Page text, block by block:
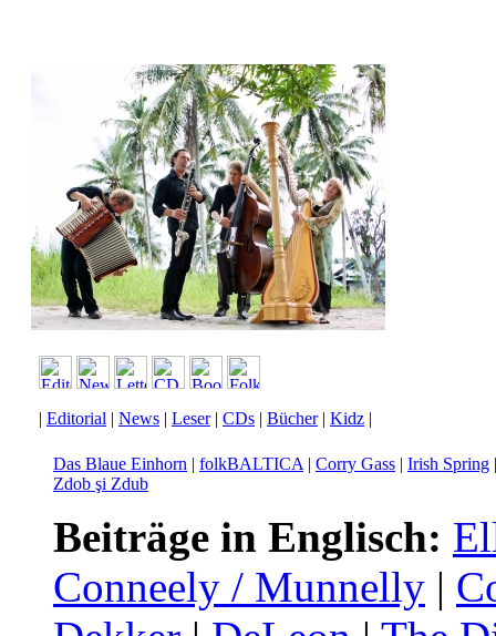
| Editorial | News | Leser| CDs | Bücher| Kidz |
Das Blaue Einhorn | folkBALTICA | Corry Gass | Irish Spring
Zdob şi Zdub
Beiträge in Englisch:
Conneely / Munnelly |